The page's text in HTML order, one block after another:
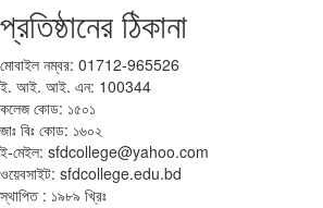
প্রতিষ্ঠানের ঠিকানা
মোবাইল নম্বর: 01712-965526
ই. আই. আই. এন: 100344
কলেজ কোড: ১৫০১
জাঃ বিঃ কোড: ১৬০২
ই-মেইল: sfdcollege@yahoo.com
ওয়েবসাইট: sfdcollege.edu.bd
স্থাপিত : ১৯৮৯ খ্রিঃ